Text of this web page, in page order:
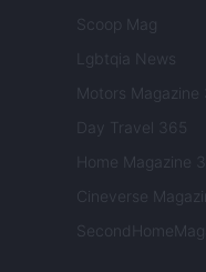
Scoop Mag
Lgbtqia News
Motors Magazine
Day Travel 365
Home Magazine
Cineverse